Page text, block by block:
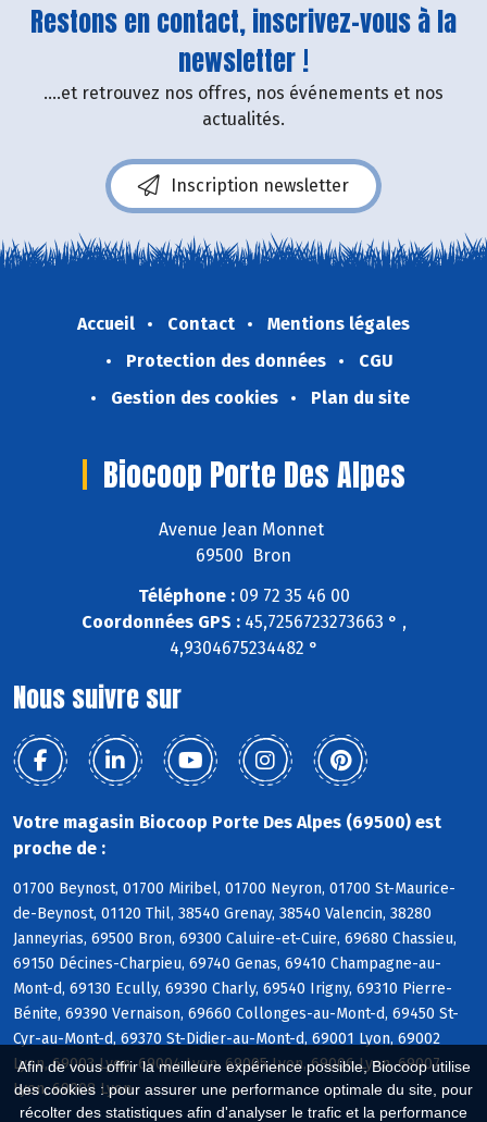
Afin de vous offrir la meilleure expérience possible, Biocoop utilise
des cookies : pour assurer une performance optimale du site, pour
récolter des statistiques afin d'analyser le trafic et la performance
Restons en contact, inscrivez-vous à la
newsletter !
....et retrouvez nos offres, nos événements et nos
actualités.
Inscription newsletter
Accueil Contact
Mentions légales
Protection des données
CGU
Gestion des cookies
Plan du site
Biocoop Porte Des Alpes
Avenue Jean Monnet
69500 Bron
Téléphone :09 72 35 46 00
Coordonnées GPS :45,7256723273663 ° ,
4,9304675234482 °
Nous suivre sur
Votre magasin Biocoop Porte Des Alpes (69500) est
proche de :
01700 Beynost, 01700 Miribel, 01700 Neyron, 01700 St-Maurice-
de-Beynost, 01120 Thil, 38540 Grenay, 38540 Valencin, 38280
Janneyrias, 69500 Bron, 69300 Caluire-et-Cuire, 69680 Chassieu,
69150 Décines-Charpieu, 69740 Genas, 69410 Champagne-au-
Mont-d, 69130 Ecully, 69390 Charly, 69540 Irigny, 69310 Pierre-
Bénite, 69390 Vernaison, 69660 Collonges-au-Mont-d, 69450 St-
Cyr-au-Mont-d, 69370 St-Didier-au-Mont-d, 69001 Lyon, 69002
Lyon, 69003 Lyon, 69004 Lyon, 69005 Lyon, 69006 Lyon, 69007
Lyon, 69008 Lyon